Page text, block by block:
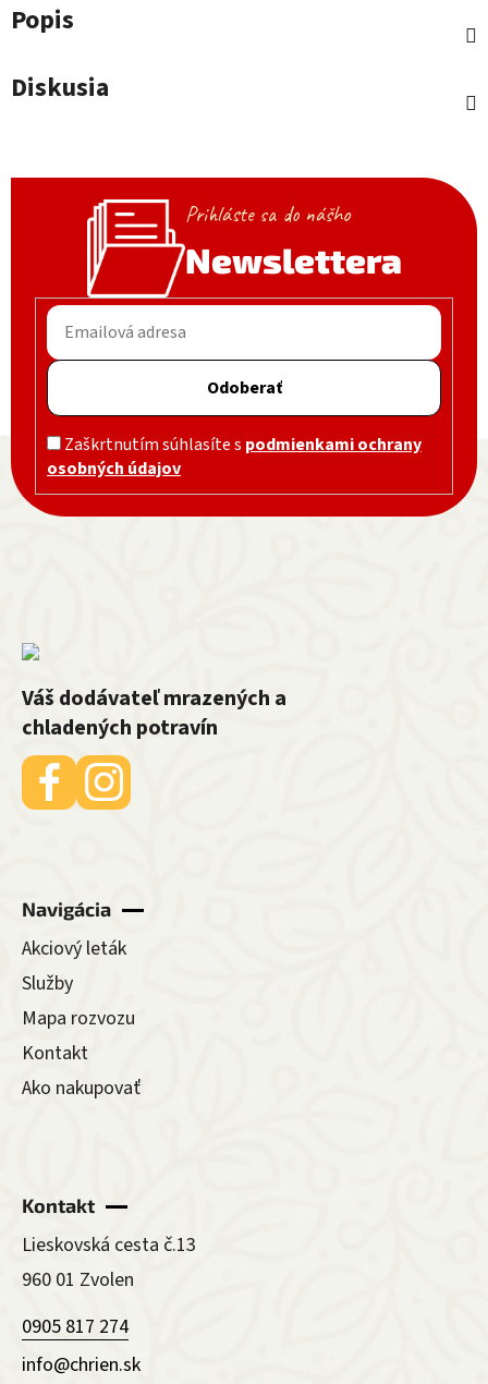
Popis
Diskusia
Prihláste sa do nášho
Newslettera
Odoberať
Zaškrtnutím súhlasíte s podmienkami ochrany
osobných údajov
Zápätie
Váš dodávateľ mrazených a
chladených potravín
Navigácia
Akciový leták
Služby
Mapa rozvozu
Kontakt
Ako nakupovať
Kontakt
Lieskovská cesta č.13
960 01 Zvolen
0905 817 274
info@chrien.sk